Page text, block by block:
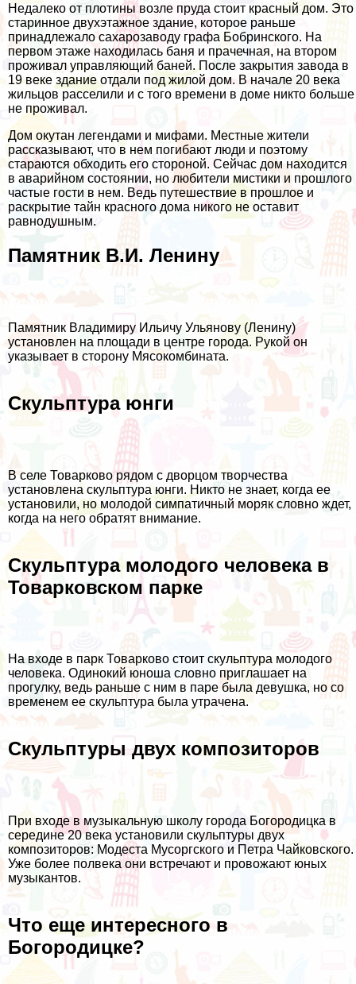
Недалеко от плотины возле пруда стоит красный дом. Это
старинное двухэтажное здание, которое раньше
принадлежало сахарозаводу графа Бобринского. На
первом этаже находилась баня и прачечная, на втором
проживал управляющий баней. После закрытия завода в
19 веке здание отдали под жилой дом. В начале 20 века
жильцов расселили и с того времени в доме никто больше
не проживал.
Дом окутан легендами и мифами. Местные жители
рассказывают, что в нем погибают люди и поэтому
стараются обходить его стороной. Сейчас дом находится
в аварийном состоянии, но любители мистики и прошлого
частые гости в нем. Ведь путешествие в прошлое и
раскрытие тайн красного дома никого не оставит
равнодушным.
Памятник В.И. Ленину
Памятник Владимиру Ильичу Ульянову (Ленину)
установлен на площади в центре города. Рукой он
указывает в сторону Мясокомбината.
Скульптура юнги
В селе Товарково рядом с дворцом творчества
установлена скульптура юнги. Никто не знает, когда ее
установили, но молодой симпатичный моряк словно ждет,
когда на него обратят внимание.
Скульптура молодого человека в
Товарковском парке
На входе в парк Товарково стоит скульптура молодого
человека. Одинокий юноша словно приглашает на
прогулку, ведь раньше с ним в паре была девушка, но со
временем ее скульптура была утрачена.
Скульптуры двух композиторов
При входе в музыкальную школу города Богородицка в
середине 20 века установили скульптуры двух
композиторов: Модеста Мусоргского и Петра Чайковского.
Уже более полвека они встречают и провожают юных
музыкантов.
Что еще интересного в
Богородицке?